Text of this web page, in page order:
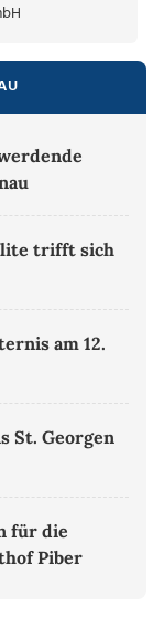
trifft sich
am 12.
St. Georgen
für die
Piber